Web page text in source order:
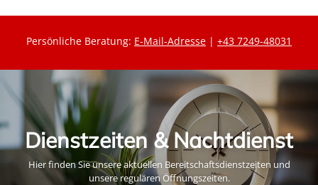
Persönliche Beratung: E-Mail-Adresse | +43 7249-48031
Dienstzeiten & Nachtdienst
Hier finden Sie unsere aktuellen Bereitschaftsdienstzeiten und
unsere regulären Öffnungszeiten.